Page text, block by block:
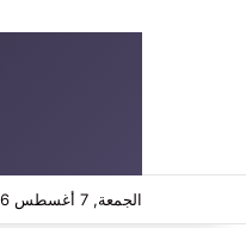
الجمعة, 7 أغسطس 2026